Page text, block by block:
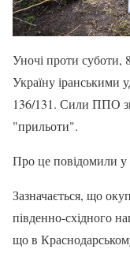
Уночі проти суботи,
Україну іранськими
136/131. Сили ППО
"прильоти".
Про це повідомили
Зазначається, що
південно-східного
що в